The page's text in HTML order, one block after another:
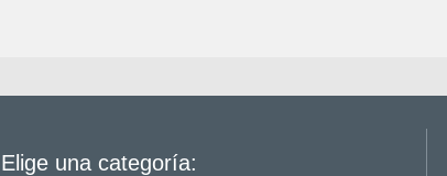
Elige una categoría: